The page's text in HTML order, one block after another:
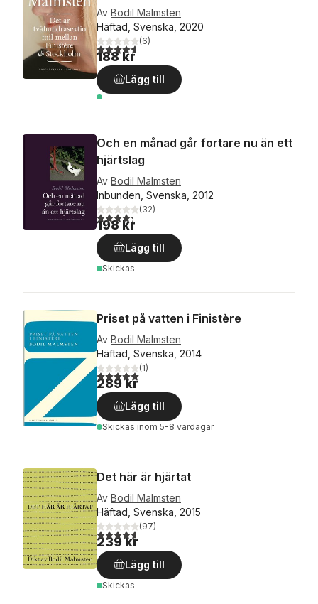
Av Bodil Malmsten
Häftad, Svenska, 2020
4,7utav 5 stjärnor. Totalt antal röster:
(6)
188 kr
Lägg till
Och en månad går fortare nu än ett
hjärtslag
Av Bodil Malmsten
Inbunden, Svenska, 2012
4,3utav 5 stjärnor. Totalt antal röster:
(32)
198 kr
Lägg till
Skickas
Priset på vatten i Finistère
Av Bodil Malmsten
Häftad, Svenska, 2014
5,0utav 5 stjärnor. Totalt antal röster:
(1)
289 kr
Lägg till
Skickas inom 5-8 vardagar
Det här är hjärtat
Av Bodil Malmsten
Häftad, Svenska, 2015
4,7utav 5 stjärnor. Totalt antal röster:
(97)
239 kr
Lägg till
Skickas